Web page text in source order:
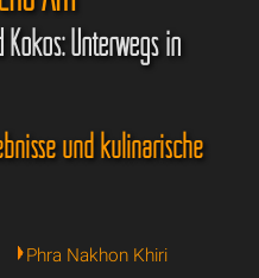
Unterwegs in
und kulinarische
Phra Nakhon Khiri